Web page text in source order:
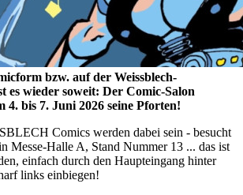
bzw. auf der Weissblech-
es wieder soweit: Der Comic-Salon
4. bis 7. Juni 2026 seine Pforten!
Comics werden dabei sein - besucht
Messe-Halle A, Stand Nummer 13 ... das ist
einfach durch den Haupteingang hinter
links einbiegen!